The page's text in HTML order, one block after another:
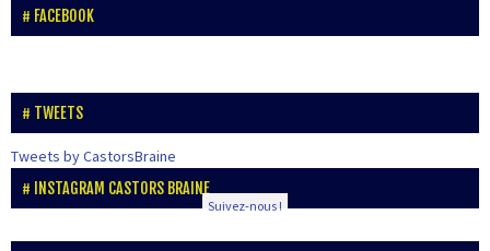
FACEBOOK
TWEETS
Tweets by CastorsBraine
INSTAGRAM CASTORS BRAINE
Suivez-nous !